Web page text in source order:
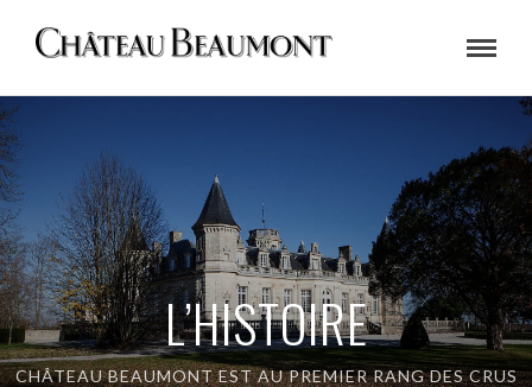
L’HISTOIRE
CHÂTEAU BEAUMONT EST AU PREMIER RANG DESCRUS